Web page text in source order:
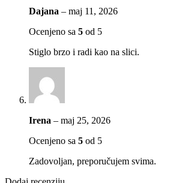
Dajana – maj 11, 2026
Ocenjeno sa 5 od 5
Stiglo brzo i radi kao na slici.
Irena – maj 25, 2026
Ocenjeno sa 5 od 5
Zadovoljan, preporučujem svima.